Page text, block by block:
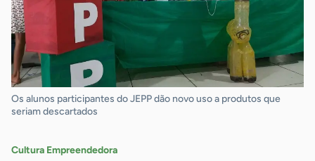
Os alunos participantes do JEPP dão novo uso a produtos que
seriam descartados
Cultura Empreendedora